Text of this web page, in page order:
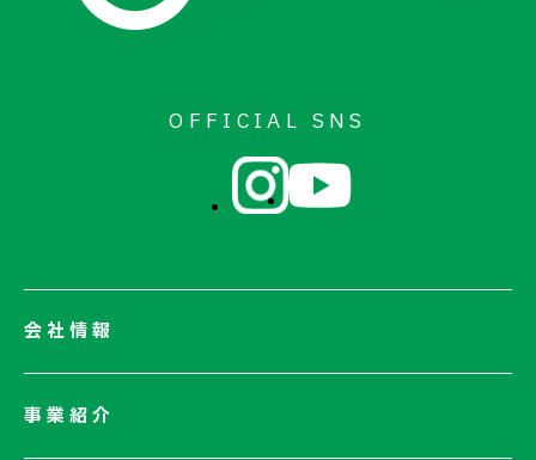
OFFICIAL SNS
会社情報
会社情報一覧
事業紹介